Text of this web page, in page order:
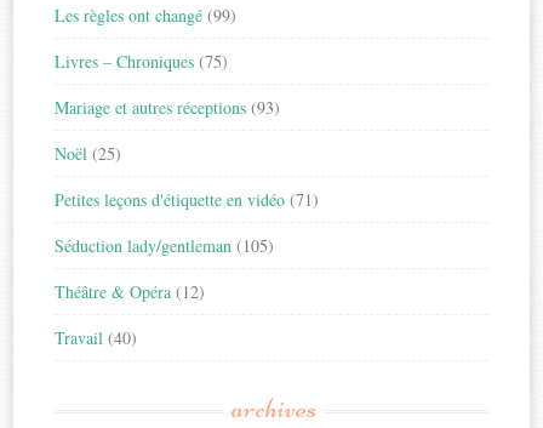
Les règles ont changé (99)
Livres – Chroniques (75)
Mariage et autres réceptions (93)
Noël (25)
Petites leçons d'étiquette en vidéo (71)
Séduction lady/gentleman (105)
Théâtre & Opéra (12)
Travail (40)
archives